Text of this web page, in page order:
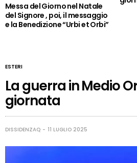
Messa del Giorno nel Natale
del Signore , poi, il messaggio
e la Benedizione “Urbi et Orbi”
ESTERI
La guerra in Medio
giornata
DISSIDENZAQ 11 LUGLIO 2025